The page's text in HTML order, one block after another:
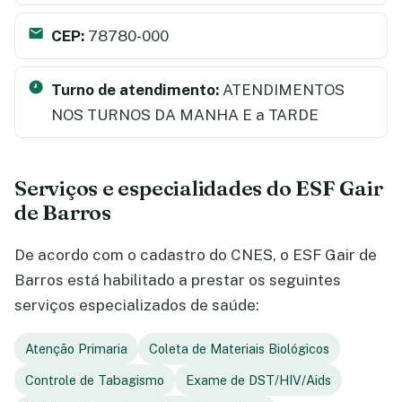
CEP: 78780-000
Turno de atendimento: ATENDIMENTOS
NOS TURNOS DA MANHA E a TARDE
Serviços e especialidades do ESF Gair
de Barros
De acordo com o cadastro do CNES, o ESF Gair de
Barros está habilitado a prestar os seguintes
serviços especializados de saúde:
Atenção Primaria Coleta de Materiais Biológicos
Controle de Tabagismo Exame de DST/HIV/Aids